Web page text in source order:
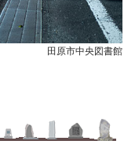
田原市中央図書館